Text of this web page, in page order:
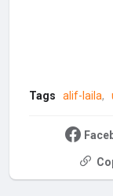
Tags alif-laila